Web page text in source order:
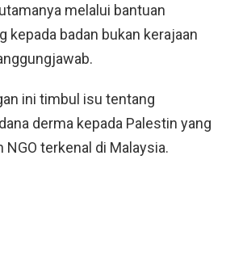
melalui bantuan
kepada badan bukan kerajaan
ini timbul isu tentang
derma kepada Palestin yang
NGO terkenal di Malaysia.